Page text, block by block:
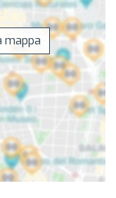
mappa